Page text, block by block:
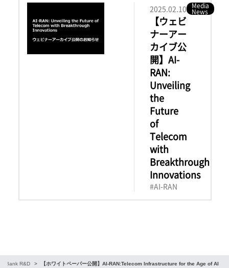
2025.02.10 Media
News
【ウェビ
ナーアー
カイブ公
開】AI-
RAN:
Unveiling
the
Future
of
Telecom
with
Breakthrough
Innovations
#AI-RAN
R&D 【ホワイトペーパー公開】AI-RAN:Telecom Infrastructure for the Age of AI